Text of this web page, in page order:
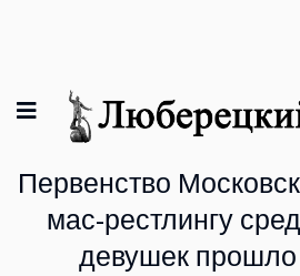
Первенство
мас-рестлингу
девушек